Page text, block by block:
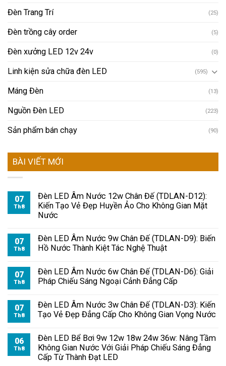
Đèn Trang Trí (25)
Đèn trồng cây order (5)
Đèn xưởng LED 12v 24v (0)
Linh kiện sửa chữa đèn LED (595)
Máng Đèn (13)
Nguồn Đèn LED (223)
Sản phẩm bán chạy (90)
BÀI VIẾT MỚI
07
Th8
Đèn LED Âm Nước 12w Chân Đế (TDLAN-D12):
Kiến Tạo Vẻ Đẹp Huyền Ảo Cho Không Gian Mặt
Nước
07
Th8
Đèn LED Âm Nước 9w Chân Đế (TDLAN-D9): Biến
Hồ Nước Thành Kiệt Tác Nghệ Thuật
07
Th8
Đèn LED Âm Nước 6w Chân Đế (TDLAN-D6): Giải
Pháp Chiếu Sáng Ngoại Cảnh Đẳng Cấp
07
Th8
Đèn LED Âm Nước 3w Chân Đế (TDLAN-D3): Kiến
Tạo Vẻ Đẹp Đẳng Cấp Cho Không Gian Vọng Nước
06
Th8
Đèn LED Bể Bơi 9w 12w 18w 24w 36w: Nâng Tầm
Không Gian Nước Với Giải Pháp Chiếu Sáng Đẳng
Cấp Từ Thành Đạt LED